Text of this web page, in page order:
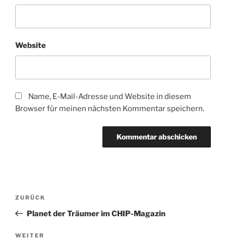
Website
Name, E-Mail-Adresse und Website in diesem
Browser für meinen nächsten Kommentar speichern.
Beitragsnavigation
Vorheriger
Beitrag
ZURÜCK
Planet der Träumer im CHIP-Magazin
Nächster
WEITER